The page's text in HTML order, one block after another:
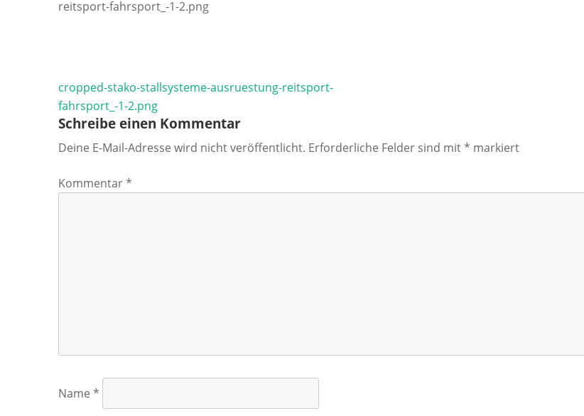
reitsport-fahrsport_-1-2.png
Beitragsnavigation
cropped-stako-stallsysteme-ausruestung-reitsport-
fahrsport_-1-2.png
Schreibe einen Kommentar
Deine E-Mail-Adresse wird nicht veröffentlicht. Erforderliche Felder sind mit* markiert
Kommentar*
Name *